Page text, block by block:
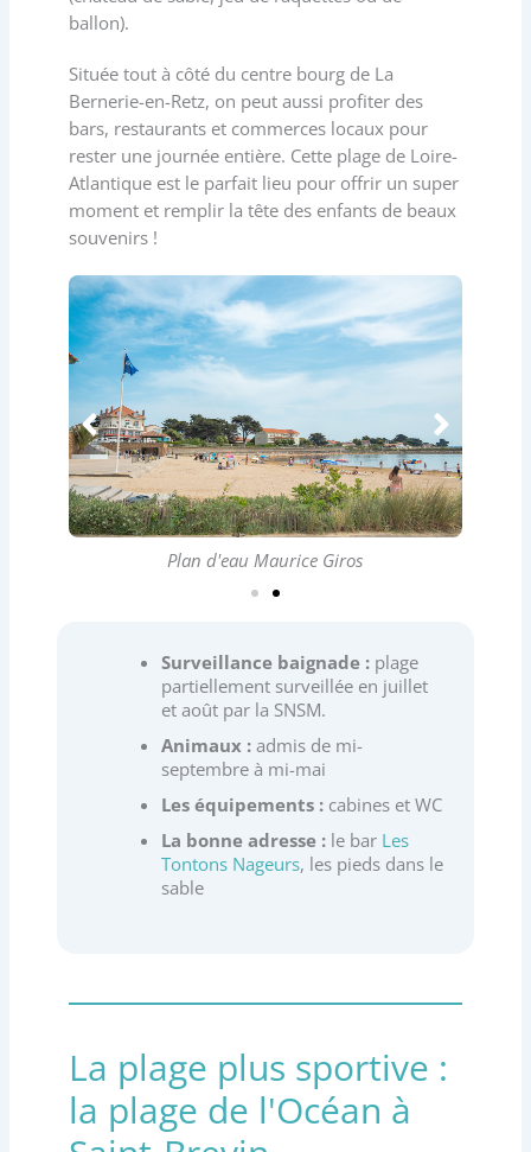
ballon).
Située tout à côté du centre bourg de La
Bernerie-en-Retz, on peut aussi profiter des
bars, restaurants et commerces locaux pour
rester une journée entière. Cette plage de Loire-
Atlantique est le parfait lieu pour offrir un super
moment et remplir la tête des enfants de beaux
souvenirs !
Plan d'eau Maurice Giros
Surveillance baignade :plage
partiellement surveillée en juillet
et août par la SNSM.
Animaux :admis de mi-
septembre à mi-mai
Les équipements :cabines et WC
La bonne adresse :le bar Les
Tontons Nageurs, les pieds dans le
sable
La plage plus sportive :
la plage de l'Océan à